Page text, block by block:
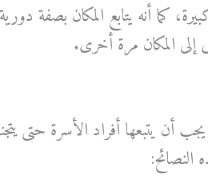
كما أنه يتابع المكان بصفة
المكان مرة أخرى.
أن يتبعها أفراد الأسرة حتى